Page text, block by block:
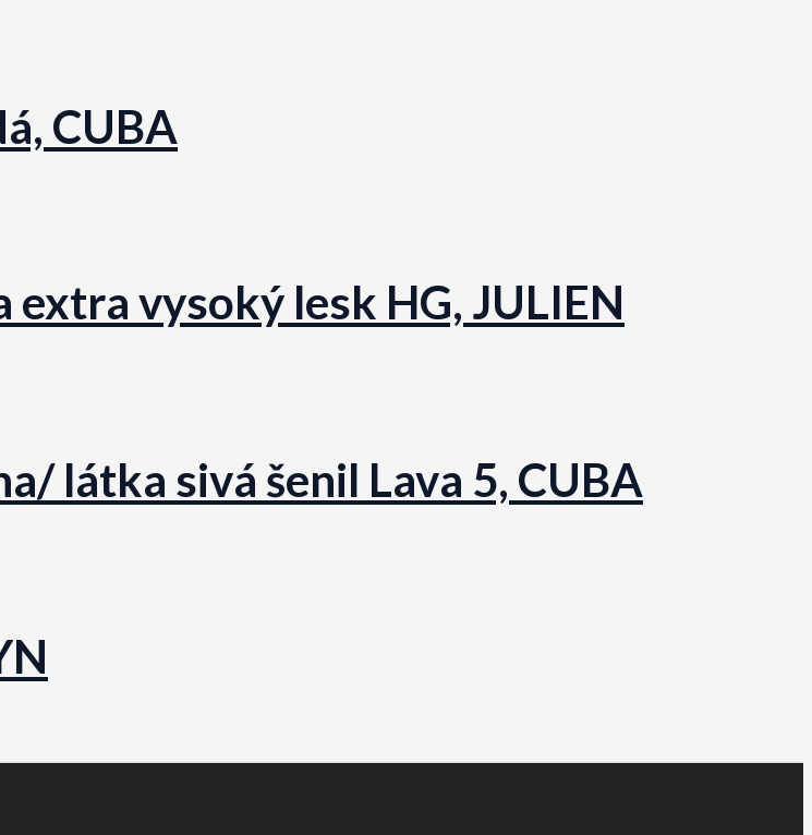
CUBA
vysoký lesk HG, JULIEN
látka sivá šenil Lava 5, CUBA